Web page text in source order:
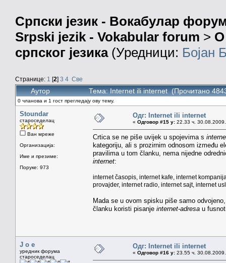
Српски језик - Вокабулар
Srpski jezik - Vokabular forum > О
српског језика(Уредници: Бојан
Странице: 1 [2] 3 4 Све
Аутор Тема: Internet ili internet (Прочитано
0 чланова и 1 гост прегледају ову тему.
Stoundar
староседелац
Ван мреже
Организација:
Име и презиме:
Поруке: 973
Одг: Internet ili internet
« Одговор #15 у: 22.33 ч.
Crtica se ne piše uvijek u spojevima s
kategoriju, ali s prozirnim odnosom između
pravilima u tom članku, nema nijedne
internet:
internet časopis, internet kafe, internet
provajder, internet radio, internet sajt, internet
Mada se u ovom spisku piše samo
članku koristi pisanje internet-adresa u
J o e
уредник форума
староседелац
Одг: Internet ili internet
« Одговор #16 у: 23.55 ч.